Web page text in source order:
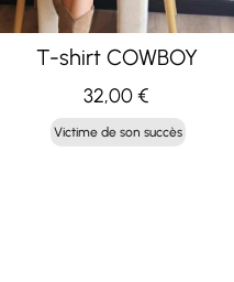
T-shirt COWBOY
32,00€
Victime de son succès